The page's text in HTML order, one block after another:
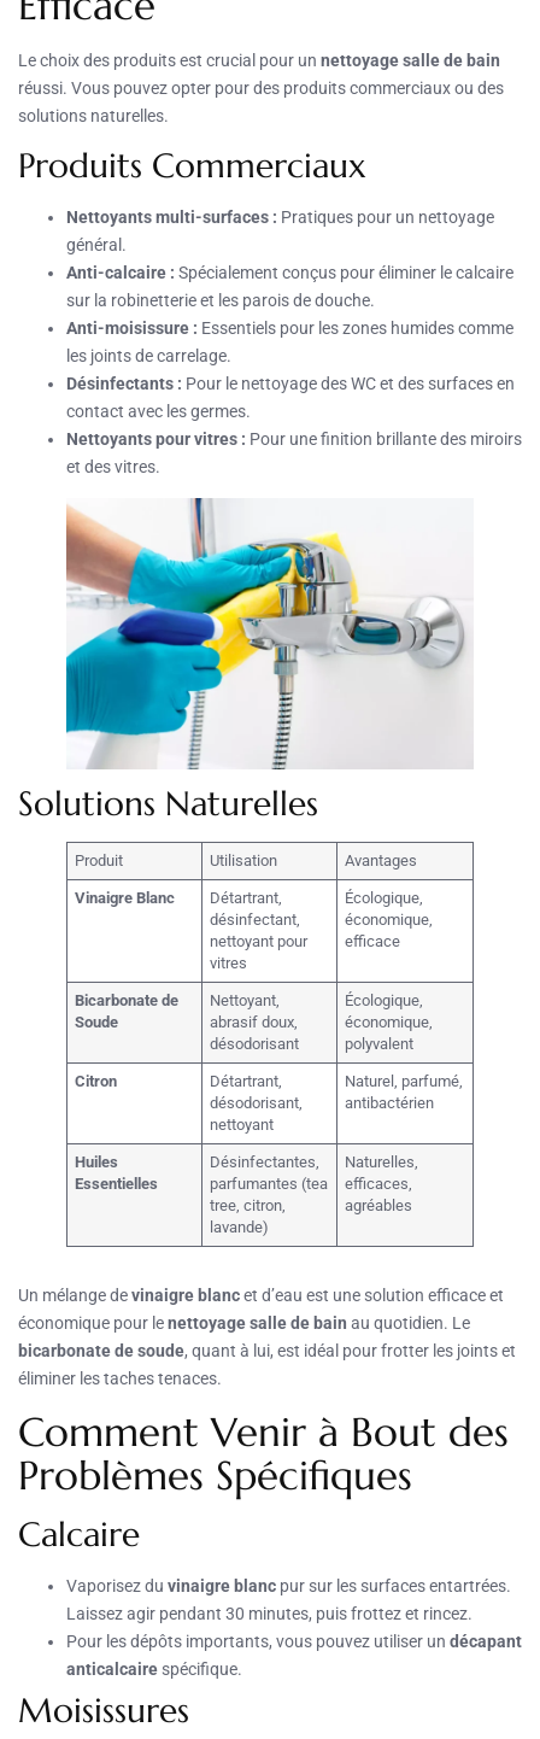
Le choix des produits est crucial pour un nettoyage salle de bain
réussi. Vous pouvez opter pour des produits commerciaux ou des
solutions naturelles.
Produits Commerciaux
Nettoyants multi-surfaces : Pratiques pour un nettoyage
général.
Anti-calcaire : Spécialement conçus pour éliminer le calcaire
sur la robinetterie et les parois de douche.
Anti-moisissure : Essentiels pour les zones humides comme
les joints de carrelage.
Désinfectants : Pour le nettoyage des WC et des surfaces en
contact avec les germes.
Nettoyants pour vitres : Pour une finition brillante des miroirs
et des vitres.
Solutions Naturelles
Produit Utilisation Avantages
Vinaigre Blanc
Détartrant,
désinfectant,
nettoyant pour
vitres
Écologique,
économique,
efficace
Bicarbonate de
Soude
Nettoyant,
abrasif doux,
désodorisant
Écologique,
économique,
polyvalent
Citron
Détartrant,
désodorisant,
nettoyant
Naturel, parfumé,
antibactérien
Huiles
Essentielles
Désinfectantes,
parfumantes (tea
tree, citron,
lavande)
Naturelles,
efficaces,
agréables
Un mélange devinaigre blancet d’eau est une solution efficace et
économique pour lenettoyage salle de bain au quotidien. Le
bicarbonate de soude, quant à lui, est idéal pour frotter les joints et
éliminer les taches tenaces.
Comment Venir à Bout des
Problèmes Spécifiques
Calcaire
Vaporisez du vinaigre blanc pur sur les surfaces entartrées.
Laissez agir pendant 30 minutes, puis frottez et rincez.
Pour les dépôts importants, vous pouvez utiliser un décapant
anticalcaire spécifique.
Moisissures